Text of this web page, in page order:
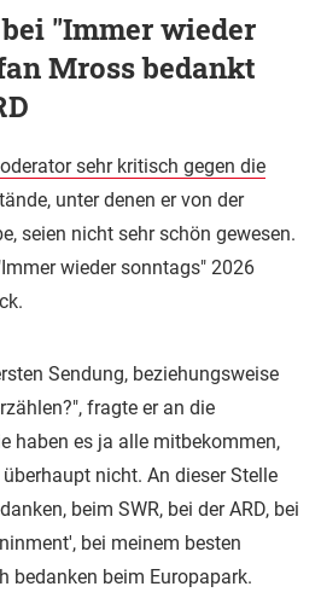
"Immer wieder
Mross bedankt
sehr kritisch gegen die
unter denen er von der
seien nicht sehr schön gewesen.
wieder sonntags" 2026
Sendung, beziehungsweise
fragte er an die
haben es ja alle mitbekommen,
nicht. An dieser Stelle
beim SWR, bei der ARD, bei
bei meinem besten
bedanken beim Europapark.